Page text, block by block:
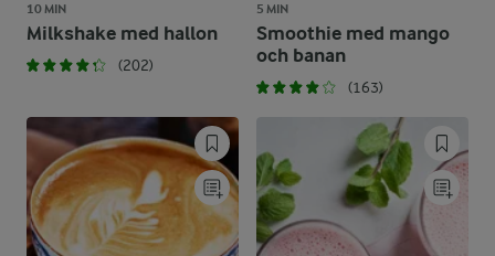
10 MIN
Milkshake med hallon
(202)
5 MIN
Smoothie med mango
och banan
(163)